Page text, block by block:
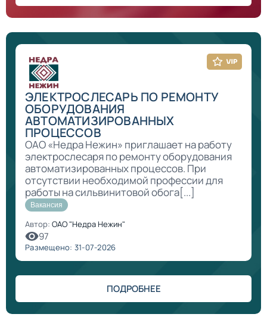
ЭЛЕКТРОСЛЕСАРЬ ПО РЕМОНТУ
ОБОРУДОВАНИЯ
АВТОМАТИЗИРОВАННЫХ
ПРОЦЕССОВ
ОАО «Недра Нежин» приглашает на работу
электрослесаря по ремонту оборудования
автоматизированных процессов. При
отсутствии необходимой профессии для
работы на сильвинитовой обога[...]
Вакансия
Автор: ОАО "Недра Нежин"
97
Размещено: 31-07-2026
ПОДРОБНЕЕ